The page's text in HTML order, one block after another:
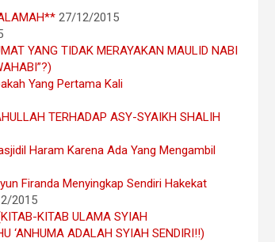
27/12/2015
YANG TIDAK MERAYAKAN MAULID NABI
Yang Pertama Kali
TERHADAP ASY-SYAIKH SHALIH
Haram Karena Ada Yang Mengambil
Firanda Menyingkap Sendiri Hakekat
2015
KITAB ULAMA SYIAH
‘ANHUMA ADALAH SYIAH SENDIRI!!)